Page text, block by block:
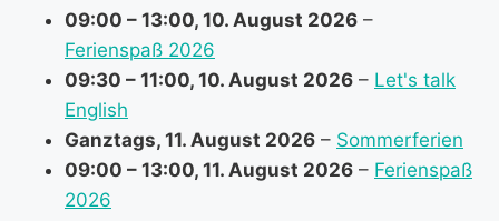
09:00 – 13:00, 10. August 2026 –
Ferienspaß 2026
09:30 – 11:00, 10. August 2026 – Let's talk
English
Ganztags, 11. August 2026 – Sommerferien
09:00 – 13:00, 11. August 2026 – Ferienspaß
2026